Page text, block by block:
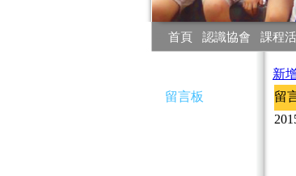
首頁 認識協會 課程
留言板
新
留